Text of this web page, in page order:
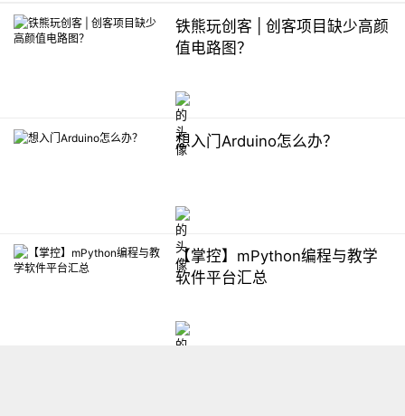
铁熊玩创客 | 创客项目缺少高颜
值电路图？
想入门Arduino怎么办？
【掌控】mPython编程与教学
软件平台汇总